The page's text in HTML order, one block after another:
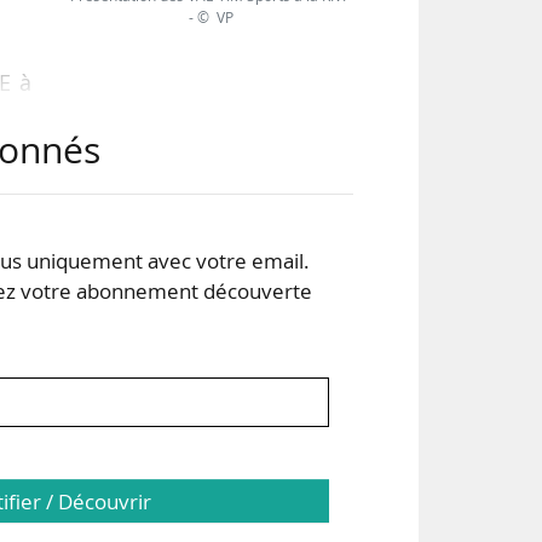
à
- © VP
uniquement avec votre email.
votre abonnement découverte
/ Découvrir